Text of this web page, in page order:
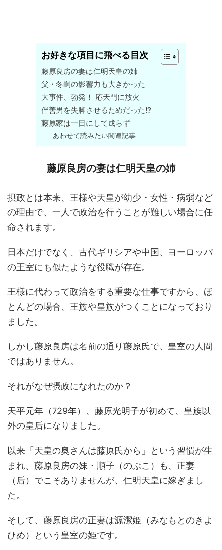
お好きな項目に飛べる目次
藤原良房の妻は仁明天皇の姉
父・冬嗣の影響力も大きかった
大事件、勃発！ 応天門に放火
伴善男を失脚させるためだった!?
藤原家は一日にして成らず
あわせて読みたい関連記事
藤原良房の妻は仁明天皇の姉
摂政とは本来、王様や天皇が幼少・女性・病弱など
の理由で、一人で政治を行うことが難しい場合に任
命されます。
日本だけでなく、古代ギリシアや中国、ヨーロッパ
の王室にも似たような役職が存在。
王様に代わって政治をする重要な仕事ですから、ほ
とんどの場合、王族や皇族がつくことになっており
ました。
しかし藤原良房は名前の通り藤原氏で、皇室の人間
ではありません。
それがなぜ摂政になれたのか？
天平元年（729年）、藤原光明子が初めて、皇族以
外の皇后になりました。
以来「天皇の奥さんは藤原氏から」という習慣が生
まれ、藤原良房の妹・順子（のぶこ）も、正妻
（后）でこそありませんが、仁明天皇に嫁ぎまし
た。
そして、藤原良房の正妻は源潔姫（みなもとのきよ
ひめ）という皇室の姫です。